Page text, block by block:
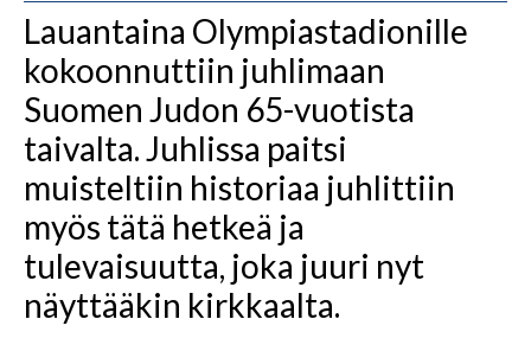
Lauantaina Olympiastadionille
kokoonnuttiin juhlimaan
Suomen Judon 65-vuotista
taivalta. Juhlissa paitsi
muisteltiin historiaa juhlittiin
myös tätä hetkeä ja
tulevaisuutta, joka juuri nyt
näyttääkin kirkkaalta.